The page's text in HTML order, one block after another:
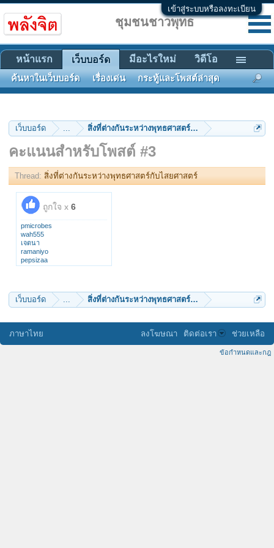
เข้าสู่ระบบหรือลงทะเบียน
เว็บบอร์ด ... สิ่งที่ต่างกันระหว่างพุทธศาสตร์กับไสยศาสตร์
คะแนนสำหรับโพสต์ #3
Thread: สิ่งที่ต่างกันระหว่างพุทธศาสตร์กับไสยศาสตร์
ถูกใจ x 6
pmicrobes
wah555
เจตนา
ramaniyo
pepsizaa
kkookk
เว็บบอร์ด ... สิ่งที่ต่างกันระหว่างพุทธศาสตร์กับไสยศาสตร์
ชุมชนชาวพุทธ
หน้าแรก เว็บบอร์ด
ค้นหาในเว็บบอร์ด เรื่องเด่น กระทู้และโพสต์ล่าสุด
มีอะไรใหม่ วิดีโอ
ภาษาไทย ลงโฆษณา ติดต่อเรา ช่วยเหลือ
ข้อกำหนดและกฎ